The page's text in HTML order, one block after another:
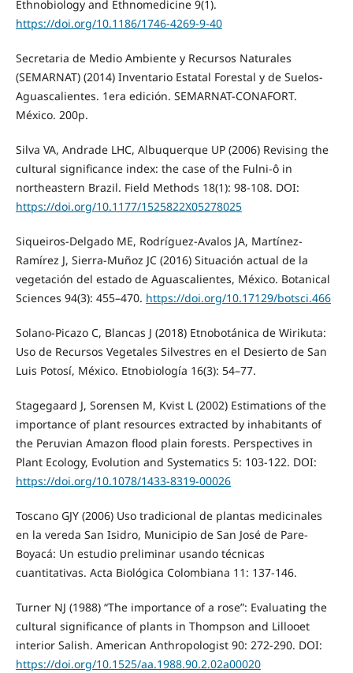
Ethnobiology and Ethnomedicine 9(1).
https://doi.org/10.1186/1746-4269-9-40
Secretaria de Medio Ambiente y Recursos Naturales
(SEMARNAT) (2014) Inventario Estatal Forestal y de Suelos-
Aguascalientes. 1era edición. SEMARNAT-CONAFORT.
México. 200p.
Silva VA, Andrade LHC, Albuquerque UP (2006) Revising the
cultural significance index: the case of the Fulni-ô in
northeastern Brazil. Field Methods 18(1): 98-108. DOI:
https://doi.org/10.1177/1525822X05278025
Siqueiros-Delgado ME, Rodríguez-Avalos JA, Martínez-
Ramírez J, Sierra-Muñoz JC (2016) Situación actual de la
vegetación del estado de Aguascalientes, México. Botanical
Sciences 94(3): 455–470. https://doi.org/10.17129/botsci.466
Solano-Picazo C, Blancas J (2018) Etnobotánica de Wirikuta:
Uso de Recursos Vegetales Silvestres en el Desierto de San
Luis Potosí, México. Etnobiología 16(3): 54–77.
Stagegaard J, Sorensen M, Kvist L (2002) Estimations of the
importance of plant resources extracted by inhabitants of
the Peruvian Amazon flood plain forests. Perspectives in
Plant Ecology, Evolution and Systematics 5: 103-122. DOI:
https://doi.org/10.1078/1433-8319-00026
Toscano GJY (2006) Uso tradicional de plantas medicinales
en la vereda San Isidro, Municipio de San José de Pare-
Boyacá: Un estudio preliminar usando técnicas
cuantitativas. Acta Biológica Colombiana 11: 137-146.
Turner NJ (1988) “The importance of a rose”: Evaluating the
cultural significance of plants in Thompson and Lillooet
interior Salish. American Anthropologist 90: 272-290. DOI:
https://doi.org/10.1525/aa.1988.90.2.02a00020